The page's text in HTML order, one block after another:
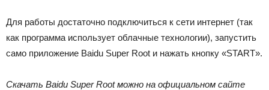
Для работы достаточно подключиться к сети интернет (так
как программа использует облачные технологии), запустить
само приложение Baidu Super Root и нажать кнопку «START».
Скачать Baidu Super Root можно на официальном сайте